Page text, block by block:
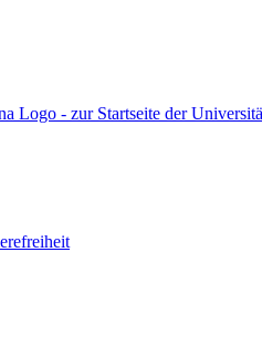
Logo - zur Startseite der